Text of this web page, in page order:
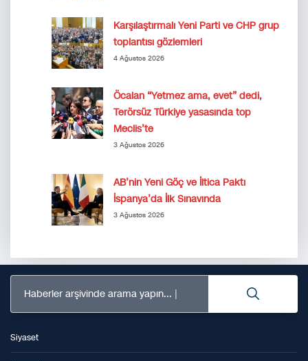
Karşılaştırmalı Yeni Parti ve CHP grup
toplantısı gözlemleri
4 Ağustos 2026
Öcalan “Yetmez ama, evet” dedi,
Terörsüz Türkiye yasasında top
Meclis’te
3 Ağustos 2026
AB’nin Yeni Göç ve İltica Paktı
İspanya’da İlk Sınavında
3 Ağustos 2026
Haberler arşivinde arama yapın...
Siyaset